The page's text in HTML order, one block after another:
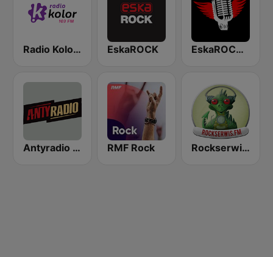
Radio Kolor 103 FM EskaROCK EskaROCK Rock Ballads
Antyradio Katowice RMF Rock Rockserwis FM